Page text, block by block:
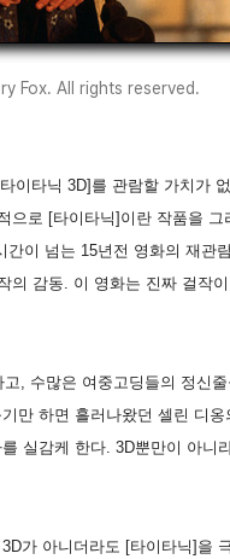
Fox. All rights reserved.
이타닉 3D]를 관람할 가치가
으로 [타이타닉]이란 작품을 그
이 넘는 15년전 영화의 재관
의 감동. 이 영화는 진짜 걸작
, 수많은 여중고딩들의 정신
만 하면 흘러나왔던 셀린 디
실감케 한다. 3D뿐만이 아니
가 아니더라도 [타이타닉]을